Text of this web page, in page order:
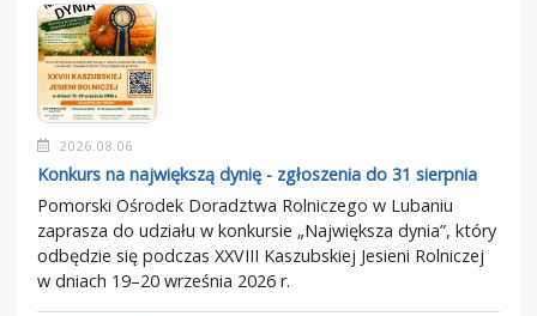
2026.08.06
Konkurs na największą dynię - zgłoszenia do 31 sierpnia
Pomorski Ośrodek Doradztwa Rolniczego w Lubaniu
zaprasza do udziału w konkursie „Największa dynia”, który
odbędzie się podczas XXVIII Kaszubskiej Jesieni Rolniczej
w dniach 19–20 września 2026 r.